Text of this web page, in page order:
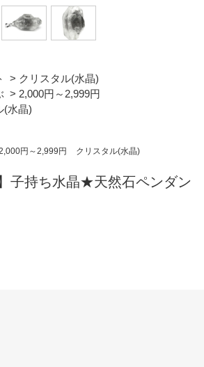
> クリスタル(水晶)
> 2,000円～2,999円
(水晶)
円～2,999円 クリスタル(水晶)
子持ち水晶★天然石ペンダン